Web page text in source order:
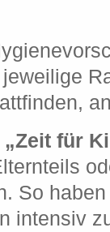
„Zeit für
So
intensiv